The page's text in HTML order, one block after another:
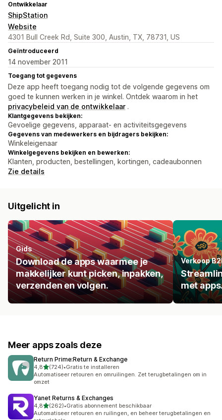
Ontwikkelaar
ShipStation
Website
4301 Bull Creek Rd, Suite 300, Austin, TX, 78731, US
Geïntroduceerd
14 november 2011
Toegang tot gegevens
Deze app heeft toegang nodig tot de volgende gegevens om
goed te kunnen werken in je winkel. Ontdek waarom in het
privacybeleid van de ontwikkelaar .
Klantgegevens bekijken:
Gevoelige gegevens, apparaat- en activiteitsgegevens
Gegevens van medewerkers en bijdragers bekijken:
Winkeleigenaar
Winkelgegevens bekijken en bewerken:
Klanten, producten, bestellingen, kortingen, cadeaubonnen
Zie details
Uitgelicht in
Gids
Download de apps waarmee je
makkelijker kunt picken, inpakken,
verzenden en volgen.
Verkoop
met
Meer apps zoals deze
Return Prime:Return & Exchange
4,8van 5 sterren
(724)
724 recensies in totaal
•Gratis te installeren
Automatiseer retouren en omruilingen. Zet terugbetalingen om in
omzet
Yanet Returns & Exchanges
4,8van 5 sterren
(262)
262 recensies in totaal
•Gratis abonnement beschikbaar
Automatiseer retouren en ruilingen, en beheer terugbetalingen en